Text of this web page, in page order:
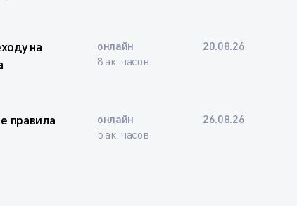
на
онлайн
8 ак. часов
20.08.26
правила
онлайн
5 ак. часов
26.08.26